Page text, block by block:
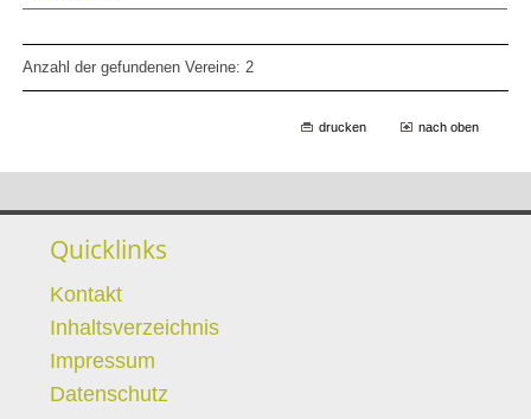
Anzahl der gefundenen Vereine: 2
drucken nach oben
Quicklinks
Kontakt
Inhaltsverzeichnis
Impressum
Datenschutz